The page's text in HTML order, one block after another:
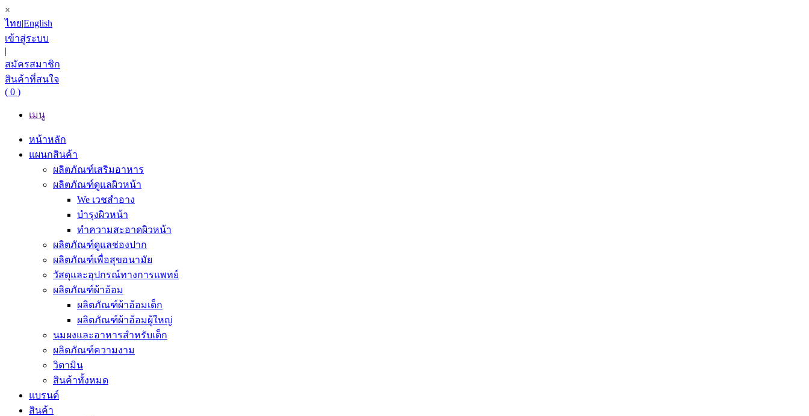
×
ไทย|English
เข้าสู่ระบบ
|
สมัครสมาชิก
สินค้าที่สนใจ
( 0 )
เมนู
หน้าหลัก
แผนกสินค้า
ผลิตภัณฑ์เสริมอาหาร
ผลิตภัณฑ์ดูแลผิวหน้า
We เวชสำอาง
บำรุงผิวหน้า
ทำความสะอาดผิวหน้า
ผลิตภัณฑ์ดูแลช่องปาก
ผลิตภัณฑ์เพื่อสุขอนามัย
วัสดุและอุปกรณ์ทางการแพทย์
ผลิตภัณฑ์ผ้าอ้อม
ผลิตภัณฑ์ผ้าอ้อมเด็ก
ผลิตภัณฑ์ผ้าอ้อมผู้ใหญ่
นมผงและอาหารสำหรับเด็ก
ผลิตภัณฑ์ความงาม
วิตามิน
สินค้าทั้งหมด
แบรนด์
สินค้า